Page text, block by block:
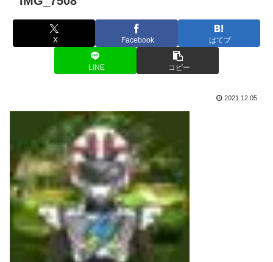
X Facebook はてブ
LINE コピー
2021.12.05